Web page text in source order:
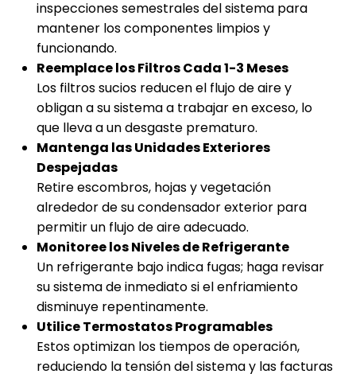
inspecciones semestrales del sistema para
mantener los componentes limpios y
funcionando.
Reemplace los Filtros Cada 1-3 Meses
Los filtros sucios reducen el flujo de aire y
obligan a su sistema a trabajar en exceso, lo
que lleva a un desgaste prematuro.
Mantenga las Unidades Exteriores
Despejadas
Retire escombros, hojas y vegetación
alrededor de su condensador exterior para
permitir un flujo de aire adecuado.
Monitoree los Niveles de Refrigerante
Un refrigerante bajo indica fugas; haga revisar
su sistema de inmediato si el enfriamiento
disminuye repentinamente.
Utilice Termostatos Programables
Estos optimizan los tiempos de operación,
reduciendo la tensión del sistema y las facturas